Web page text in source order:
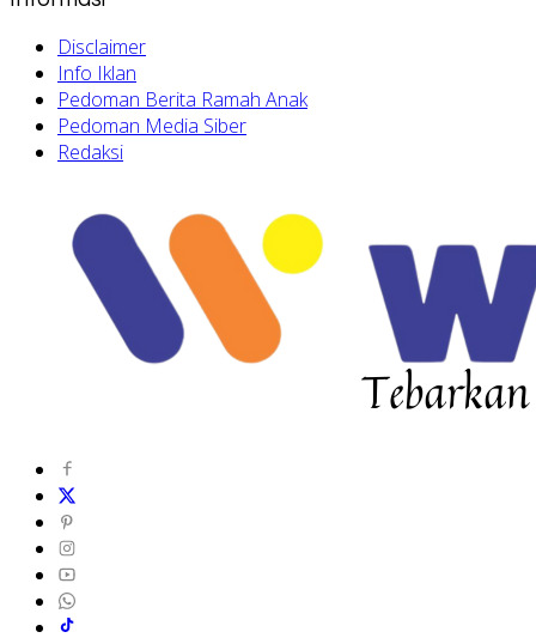
Disclaimer
Info Iklan
Pedoman Berita Ramah Anak
Pedoman Media Siber
Redaksi